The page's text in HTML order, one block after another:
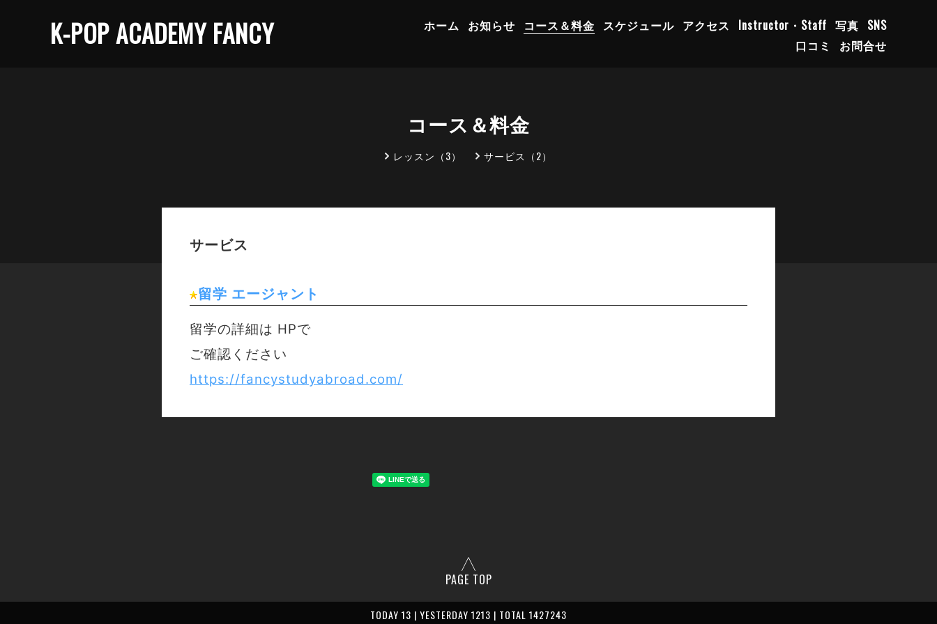
K-POP ACADEMY FANCY ホーム お知らせ コース＆料金 スケジュール アクセス Instructor・Staff 写真 SNS
口コミ
お問合せ
コース＆料金
レッスン（3） サービス（2）
サービス
留学 エージャント
留学の詳細は HPで
ご確認ください
https://fancystudyabroad.com/
PAGE TOP
TODAY 13 | YESTERDAY 1213 | TOTAL 1427243